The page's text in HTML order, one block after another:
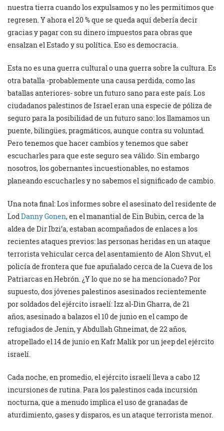
nuestra tierra cuando los expulsamos ​​y no les permitimos que
regresen. Y ahora el 20 % que se queda aquí debería decir
gracias y pagar con su dinero impuestos para obras que
ensalzan el Estado y su política. Eso es democracia.
Esta no es una guerra cultural o una guerra sobre la cultura. Es
otra batalla -probablemente una causa perdida, como las
batallas anteriores- sobre un futuro sano para este país. Los
ciudadanos palestinos de Israel eran una especie de póliza de
seguro para la posibilidad de un futuro sano: los llamamos un
puente, bilingües, pragmáticos, aunque contra su voluntad.
Pero tenemos que hacer cambios y tenemos que saber
escucharles para que este seguro sea válido. Sin embargo
nosotros, los gobernantes incuestionables, no estamos
planeando escucharles y no sabemos el significado de cambio.
Una nota final: Los informes sobre el asesinato del residente de
LodDanny Gonen, en el manantial de Ein Bubin, cerca de la
aldea de Dir Ibzi’a, estaban acompañados de enlaces a los
recientes ataques previos: las personas heridas en un ataque
terrorista vehicular cerca del asentamiento de Alon Shvut, el
policía de frontera que fue apuñalado cerca de la Cueva de los
Patriarcas en Hebrón. ¿Y lo que no se ha mencionado? Por
supuesto, dos jóvenes palestinos asesinados recientemente
por soldados del ejército israelí: Izz al-Din Gharra, de 21
años, asesinado a balazos el 10 de junio en el campo de
refugiados de Jenin, y Abdullah Ghneimat, de 22 años,
atropellado el 14 de junio en Kafr Malik por un jeep del ejército
israelí.
Cada noche, en promedio, el ejército israelí lleva a cabo 12
incursiones de rutina. Para los palestinos cada incursión
nocturna, que a menudo implica el uso de granadas de
aturdimiento, gases y disparos, es un ataque terrorista menor.